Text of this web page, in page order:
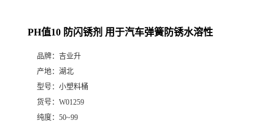
PH值10 防闪锈剂 用于汽车弹簧防锈水溶性
品牌： 吉业升
产地： 湖北
型号： 小塑料桶
货号： W01259
纯度： 50~99